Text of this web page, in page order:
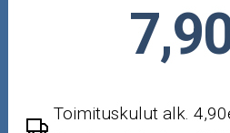
Outlet-tuotteet
Toimituskulut alk.